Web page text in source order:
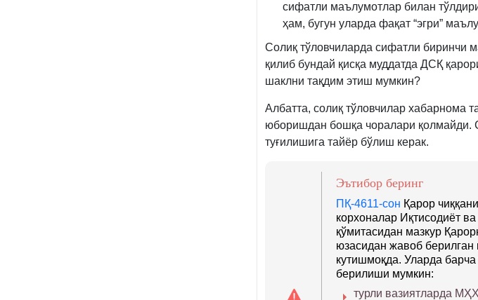
сифатли маълумотлар билан
ҳам, бугун уларда фақат “эгри”
Солиқ тўловчиларда сифатли биринчи
қилиб бундай қисқа муддатда ДСҚ
шаклни тақдим этиш мумкин?
Албатта, солиқ тўловчилар хабарнома
юборишдан бошқа чоралари қолмайди.
туғилишига тайёр бўлиш керак.
Эътибор беринг
ПҚ-4611-сон Қарор
корхоналар Иқтисодиёт
қўмитасидан мазкур
юзасидан жавоб
кутишмоқда. Уларда
берилиши мумкин:
турли вазиятларда